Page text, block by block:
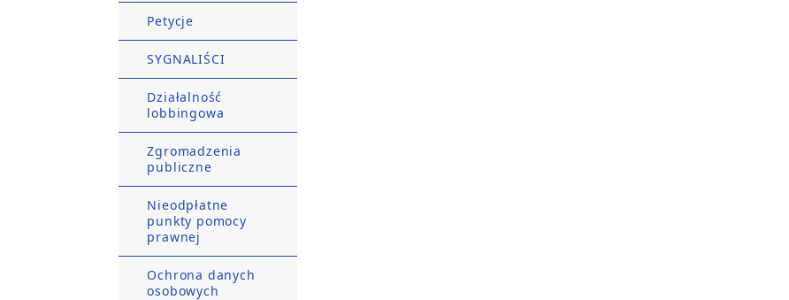
Petycje
SYGNALIŚCI
Działalność
lobbingowa
Zgromadzenia
publiczne
Nieodpłatne
punkty pomocy
prawnej
Ochrona danych
osobowych